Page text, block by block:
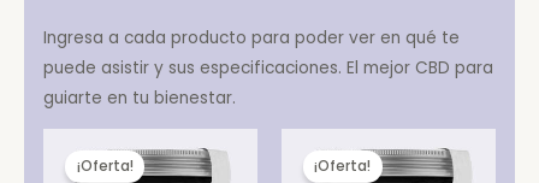
Ingresa a cada producto para poder ver en qué te
puede asistir y sus especificaciones. El mejor CBD para
guiarte en tu bienestar.
¡Oferta! ¡Oferta!